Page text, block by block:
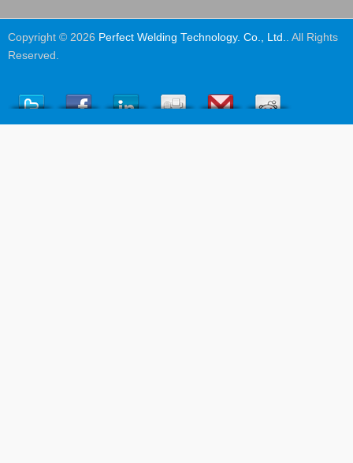
Copyright © 2026 Perfect Welding Technology. Co., Ltd.. All Rights
Reserved.